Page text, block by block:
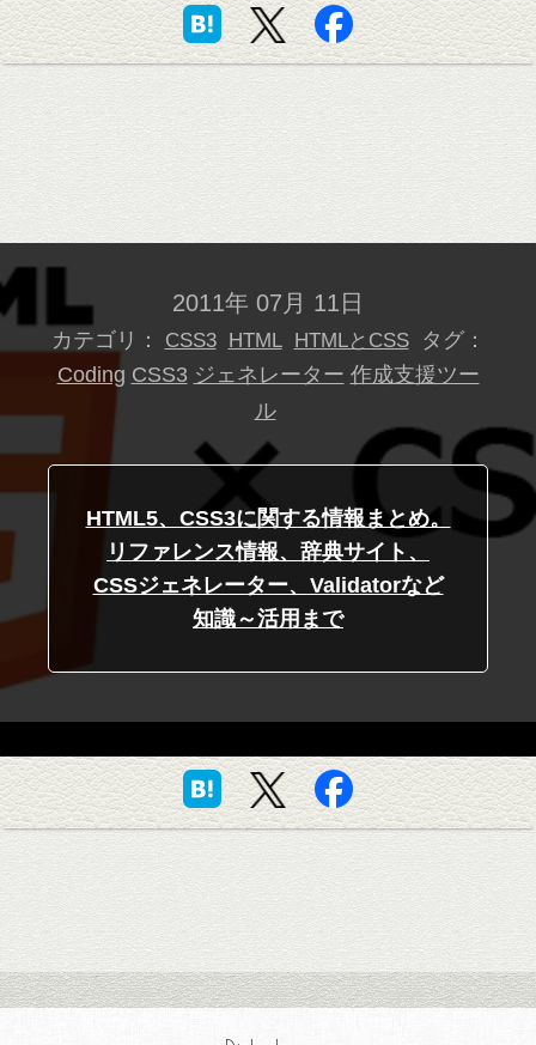
2011年 07月 11日
カテゴリ： CSS3 HTML HTMLとCSS
タグ：
Coding CSS3 ジェネレーター 作成支援ツー
ル
HTML5、CSS3に関する情報まとめ。
リファレンス情報、辞典サイト、
CSSジェネレーター、Validatorなど
知識～活用まで